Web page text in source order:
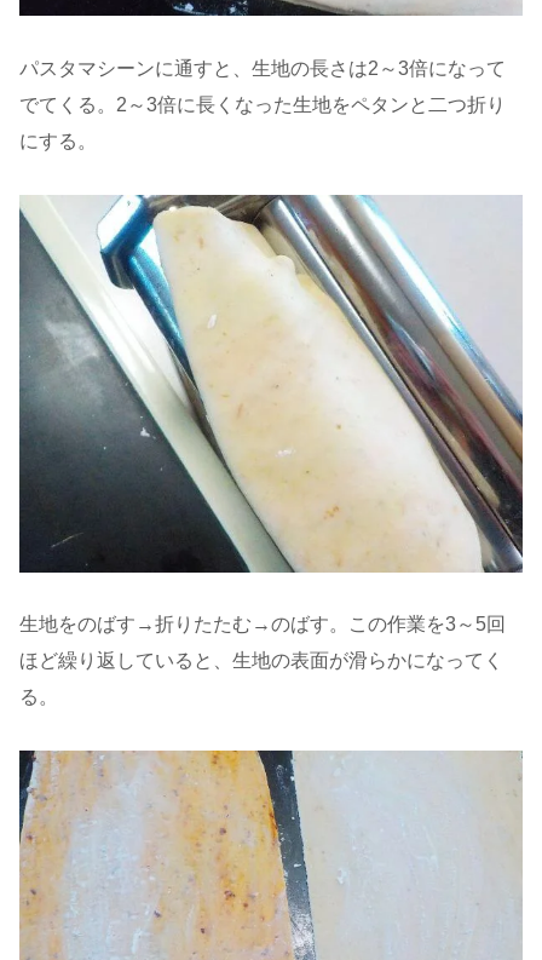
パスタマシーンに通すと、生地の長さは2～3倍になって
でてくる。2～3倍に長くなった生地をペタンと二つ折り
にする。
生地をのばす→折りたたむ→のばす。この作業を3～5回
ほど繰り返していると、生地の表面が滑らかになってく
る。